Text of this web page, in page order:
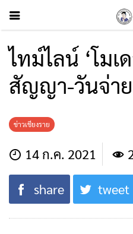
ไทม์ไลน์ ‘โมเ
สัญญา-วันจ่า
ข่าวเชียงราย
14 ก.ค. 2021
share tweet